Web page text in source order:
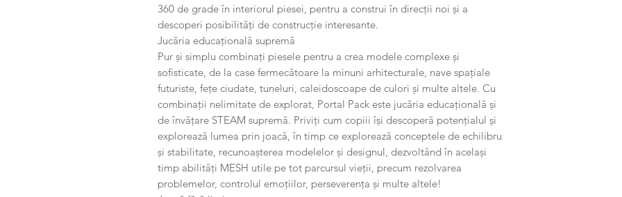
360 de grade în interiorul piesei, pentru a construi în direcții noi și a
descoperi posibilități de construcție interesante.
Jucăria educațională supremă
Pur și simplu combinați piesele pentru a crea modele complexe și
sofisticate, de la case fermecătoare la minuni arhitecturale, nave spațiale
futuriste, fețe ciudate, tuneluri, caleidoscoape de culori și multe altele. Cu
combinații nelimitate de explorat, Portal Pack este jucăria educațională și
de învățare STEAM supremă. Priviți cum copiii își descoperă potențialul și
explorează lumea prin joacă, în timp ce explorează conceptele de echilibru
și stabilitate, recunoașterea modelelor și designul, dezvoltând în același
timp abilități MESH utile pe tot parcursul vieții, precum rezolvarea
problemelor, controlul emoțiilor, perseverența și multe altele!